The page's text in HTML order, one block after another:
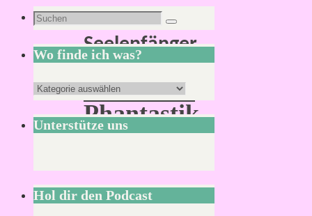
Schlagwort:
Seelenfänger
Redaktion
Phantastik
Lesezeit:
Suchen
nach:
Suchen
Wo finde ich was?
Wo
finde
ich
Unterstütze uns
Hol dir den Podcast